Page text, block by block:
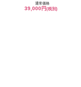
通常価格
39,000円(税別)